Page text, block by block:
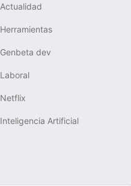
Actualidad
Herramientas
Genbeta dev
Laboral
Netflix
Inteligencia Artificial